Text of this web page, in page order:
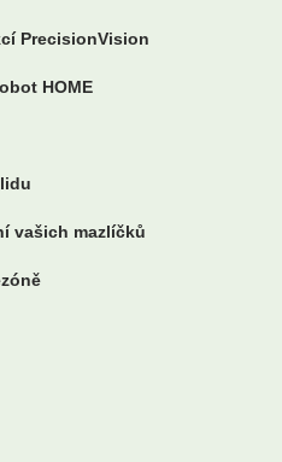
PrecisionVision
HOME
vašich mazlíčků